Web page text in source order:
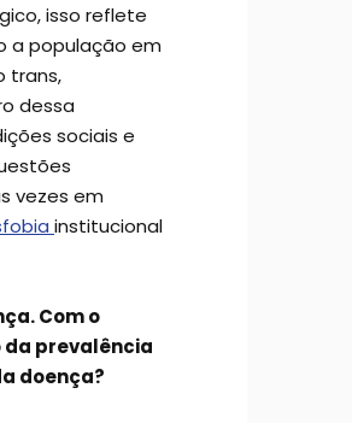
isso reflete
a população em
trans,
dessa
sociais e
vezes em
institucional
Com o
da prevalência
doença?